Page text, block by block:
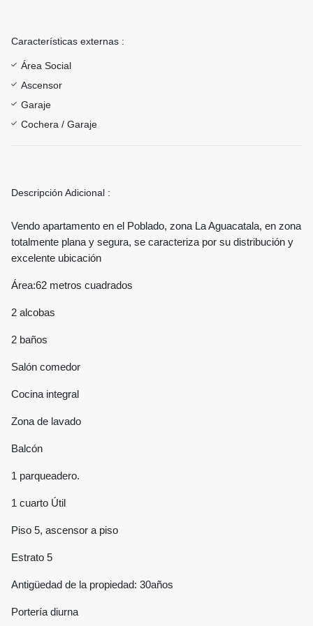
Características externas :
Área Social
Ascensor
Garaje
Cochera / Garaje
Descripción Adicional :
Vendo apartamento en el Poblado, zona La Aguacatala, en zona
totalmente plana y segura, se caracteriza por su distribución y
excelente ubicación
Área:62 metros cuadrados
2 alcobas
2 baños
Salón comedor
Cocina integral
Zona de lavado
Balcón
1 parqueadero.
1 cuarto Útil
Piso 5, ascensor a piso
Estrato 5
Antigüedad de la propiedad: 30años
Portería diurna